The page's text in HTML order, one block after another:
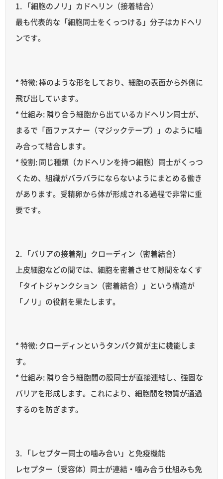
1. 「細胞のノリ」カドヘリン（接着結合）
最も代表的な「細胞同士をくっつける」分子はカドヘリ
ンです。
* 特徴: 棒のような形をしており、細胞の表面から外側に
飛び出しています。
* 仕組み: 隣り合う細胞から出ているカドヘリン同士が、
まるで「面ファスナー（マジックテープ）」のように噛
み合って結合します。
* 役割: 同じ種類（カドヘリンを持つ細胞）同士がくっつ
くため、組織がバラバラにならないようにまとめる働き
があります。受精卵から体が形成される過程で非常に重
要です。
2. 「バリアの接着剤」クローディン（密着結合）
上皮細胞などの間では、細胞を密着させて隙間をなくす
「タイトジャンクション（密着結合）」という構造が
「ノリ」の役割を果たします。
* 特徴: クローディンというタンパク質が主に機能しま
す。
* 仕組み: 隣り合う細胞間の膜同士が直接連結し、強固な
バリアを形成します。これにより、細胞間を物質が通過
するのを防ぎます。
3. 「レセプター同士の噛み合い」と免疫機能
レセプター（受容体）同士が連結・噛み合う仕組みも免